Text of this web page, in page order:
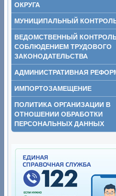
ОКРУГА
МУНИЦИПАЛЬНЫЙ
ВЕДОМСТВЕННЫЙ
СОБЛЮДЕНИЕМ ТРУДОВОГО
ЗАКОНОДАТЕЛЬСТВА
АДМИНИСТРАТИВНАЯ
ИМПОРТОЗАМЕЩЕНИЕ
ПОЛИТИКА ОРГАНИЗАЦИИ В
ОТНОШЕНИИ ОБРАБОТКИ
ПЕРСОНАЛЬНЫХ ДАННЫХ